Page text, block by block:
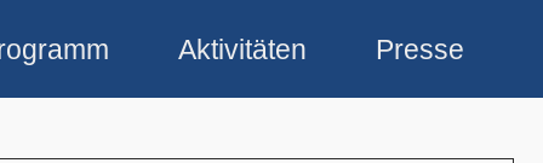
Aktivitäten Presse